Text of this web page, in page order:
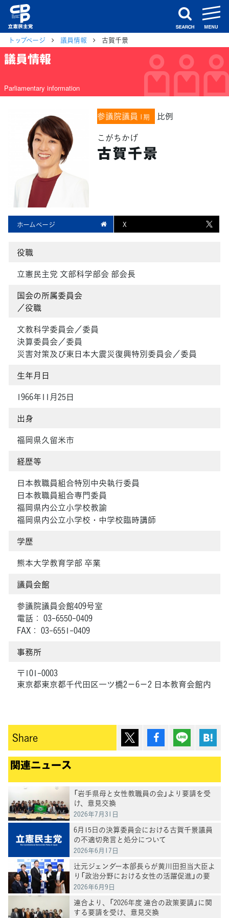
search
トップページ 議員情報 古賀千景
議員情報
Parliamentary information
参議院議員 1期
比例
こがちかげ
古賀千景
ホームページ X
役職
立憲民主党 文部科学部会 部会長
国会の所属委員会
／役職
文教科学委員会／委員
決算委員会／委員
災害対策及び東日本大震災復興特別委員会／委員
生年月日
1966年11月25日
出身
福岡県久留米市
経歴等
日本教職員組合特別中央執行委員
日本教職員組合専門委員
福岡県内公立小学校教諭
福岡県内公立小学校・中学校臨時講師
学歴
熊本大学教育学部 卒業
議員会館
参議院議員会館409号室
電話： 03-6550-0409
FAX： 03-6551-0409
事務所
〒101-0003
東京都東京都千代田区一ツ橋2－6－2 日本教育会館内
Share ポスト シェア Lineで送
関連ニュース
「岩手県母と女性教職員の会」より要請を受
け、意見交換
2026年7月31日
6月15日の決算委員会における古賀千景議員
の不適切発言と処分について
2026年6月17日
辻元ジェンダー本部長らが黄川田担当大臣よ
り「政治分野における女性の活躍促進」の要
請を受ける
2026年6月9日
連合より、「2026年度 連合の政策要請」に関
する要請を受け、意見交換